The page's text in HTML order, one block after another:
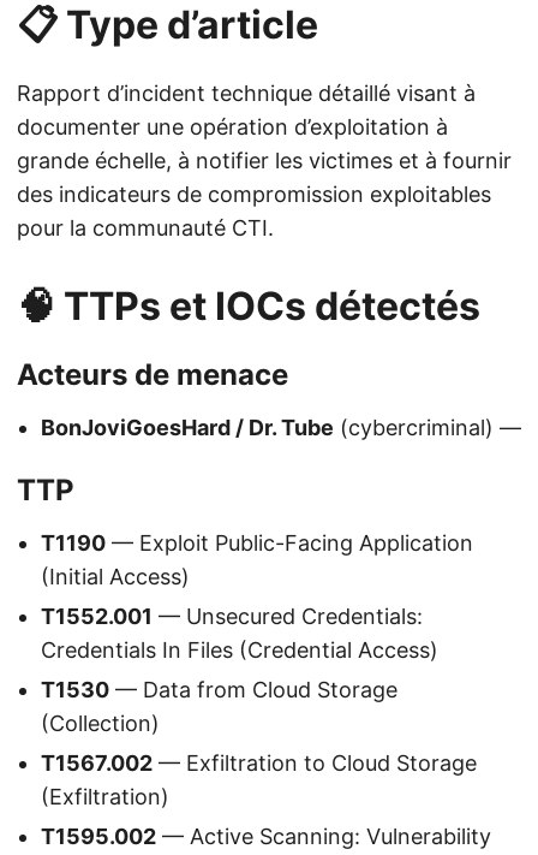
📋 Type d’article
Rapport d’incident technique détaillé visant à
documenter une opération d’exploitation à
grande échelle, à notifier les victimes et à fournir
des indicateurs de compromission exploitables
pour la communauté CTI.
🧠 TTPs et IOCs détectés
Acteurs de menace
BonJoviGoesHard / Dr. Tube (cybercriminal) —
TTP
T1190 — Exploit Public-Facing Application
(Initial Access)
T1552.001 — Unsecured Credentials:
Credentials In Files (Credential Access)
T1530 — Data from Cloud Storage
(Collection)
T1567.002 — Exfiltration to Cloud Storage
(Exfiltration)
T1595.002 — Active Scanning: Vulnerability